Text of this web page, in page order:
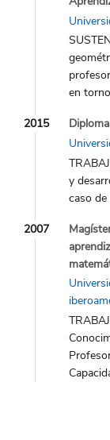
en
2015
y
caso
2007